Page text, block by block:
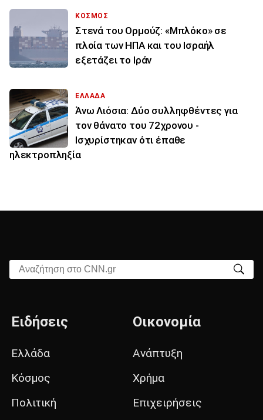
ΚΟΣΜΟΣ
Στενά του Ορμούζ: «Μπλόκο» σε
πλοία των ΗΠΑ και του Ισραήλ
εξετάζει το Ιράν
ΕΛΛΑΔΑ
Άνω Λιόσια: Δύο συλληφθέντες για
τον θάνατο του 72χρονου -
Ισχυρίστηκαν ότι έπαθε
ηλεκτροπληξία
Αναζήτηση στο CNN.gr
Ειδήσεις
Ελλάδα
Κόσμος
Πολιτική
Οικονομία
Ανάπτυξη
Χρήμα
Επιχειρήσεις